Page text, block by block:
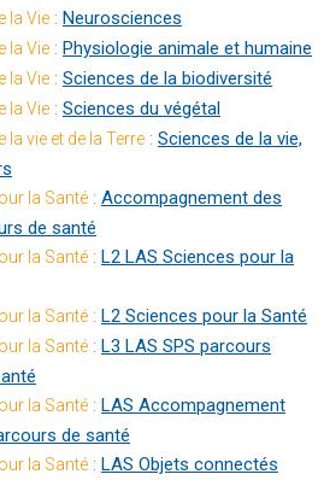
la Vie : Neurosciences
la Vie : Physiologie animale et humaine
la Vie : Sciences de la biodiversité
la Vie : Sciences du végétal
vie et de la Terre : Sciences de la vie,
la Santé : Accompagnement des
de santé
la Santé : L2 LAS Sciences pour la
la Santé : L2 Sciences pour la Santé
la Santé : L3 LAS SPS parcours
la Santé : LAS Accompagnement
de santé
la Santé : LAS Objets connectés